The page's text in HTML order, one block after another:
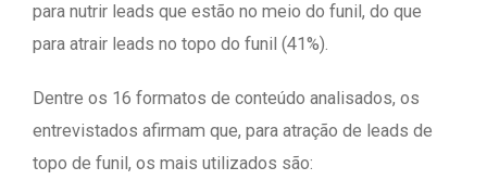
para nutrir leads que estão no meio do funil, do que
para atrair leads no topo do funil (41%).
Dentre os 16 formatos de conteúdo analisados, os
entrevistados afirmam que, para atração de leads de
topo de funil, os mais utilizados são: